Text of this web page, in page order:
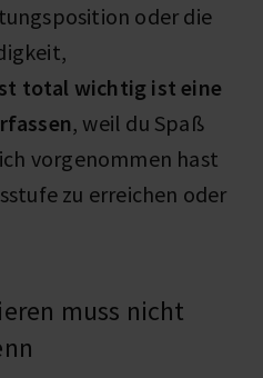
oder die
total wichtig ist eine
, weil du Spaß
vorgenommen hast
zu erreichen oder
muss nicht